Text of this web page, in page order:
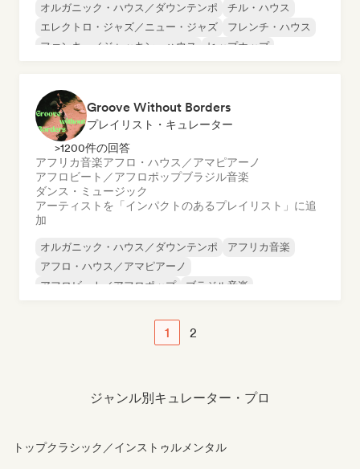
オルガニック・ハウス／ダウンテンポ
チル・ハウス
エレクトロ・ジャズ／ニュー・ジャズ
フレンチ・ハウス
ファンキー／ジャッキン・ハウス
ヒップホップ
Groove Without Borders
プレイリスト・キュレーター
>1200件の回答
アフリカ音楽アフロ・ハウス／アマピアーノ
アフロビート／アフロポップブラジル音楽
ダンス・ミュージック
アーティストを「インパクトのあるプレイリスト」に追
加
オルガニック・ハウス／ダウンテンポ
アフリカ音楽
アフロ・ハウス／アマピアーノ
アフロビート／アフロポップ
ブラジル音楽
1 2
ジャンル別キュレーター・プロ
トップクラシック／インストゥルメンタル